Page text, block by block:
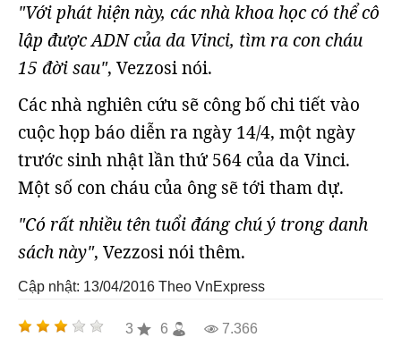
"Với phát hiện này, các nhà khoa học có thể cô
lập được ADN của da Vinci, tìm ra con cháu
15 đời sau", Vezzosi nói.
Các nhà nghiên cứu sẽ công bố chi tiết vào
cuộc họp báo diễn ra ngày 14/4, một ngày
trước sinh nhật lần thứ 564 của da Vinci.
Một số con cháu của ông sẽ tới tham dự.
"Có rất nhiều tên tuổi đáng chú ý trong danh
sách này", Vezzosi nói thêm.
Cập nhật: 13/04/2016 Theo VnExpress
3 6 7.366